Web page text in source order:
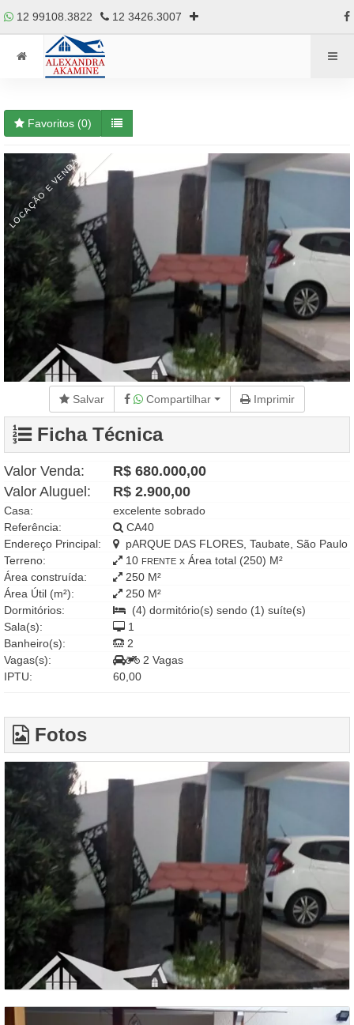
12 99108.3822 12 3426.3007
Favoritos (0)
LOCAÇÃO E VENDA
Salvar Compartilhar Imprimir
Ficha Técnica
Valor Venda:
R$ 680.000,00
Valor Aluguel:
R$ 2.900,00
Casa:
excelente sobrado
Referência:
CA40
Endereço Principal:
pARQUE DAS FLORES, Taubate, São Paulo
Terreno:
10 FRENTE x Área total (250) M²
Área construída:
250 M²
Área Útil (m²):
250 M²
Dormitórios:
(4) dormitório(s) sendo (1) suíte(s)
Sala(s):
1
Banheiro(s):
2
Vagas(s):
2 Vagas
IPTU:
60,00
Fotos